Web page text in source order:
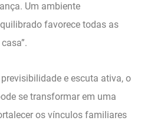
Um ambiente
favorece todas as
e escuta ativa, o
se transformar em uma
os vínculos familiares